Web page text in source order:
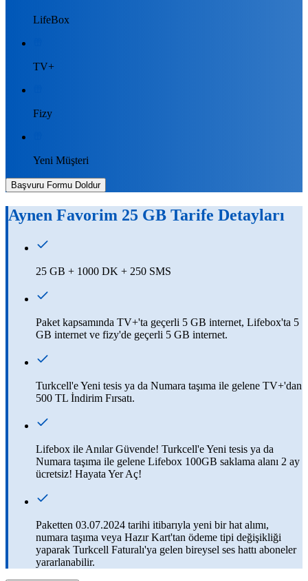
LifeBox
TV+
Fizy
Yeni Müşteri
Başvuru Formu Doldur
Aynen Favorim 25 GB Tarife Detayları
​​​​​​​​​​​​​​​​​​​25 GB + 1000 DK + 250 SMS
Paket kapsamında TV+'ta geçerli 5 GB internet, Lifebox'ta 5
GB internet ve fizy'de geçerli 5 GB internet.
Turkcell'e Yeni tesis ya da Numara taşıma ile gelene TV+'dan
500 TL İndirim Fırsatı.
Lifebox ile Anılar Güvende! Turkcell'e Yeni tesis ya da
Numara taşıma ile gelene Lifebox 100GB saklama alanı 2 ay
ücretsiz​! Hayata Yer Aç!
Paketten 03.07.2024 tarihi itibarıyla yeni bir hat alımı,
numara taşıma veya Hazır Kart'tan ödeme tipi değişikliği
yaparak Turkcell Faturalı'ya gelen bireysel ses hattı aboneler
yararlanabilir.